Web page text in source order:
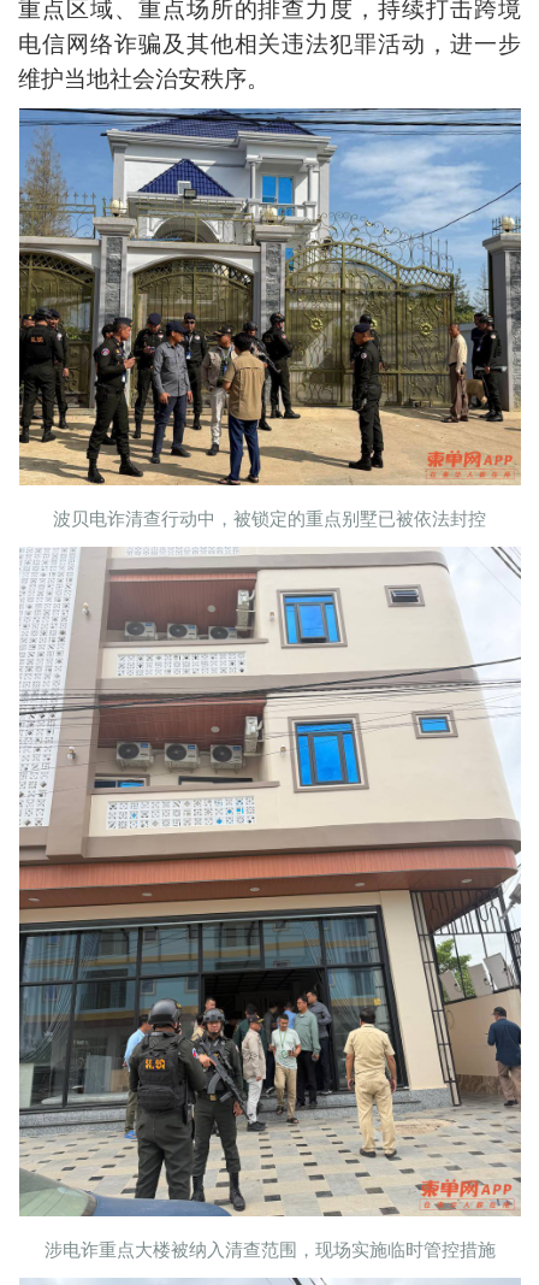
重点区域、重点场所的排查力度，持续打击跨境
电信网络诈骗及其他相关违法犯罪活动，进一步
维护当地社会治安秩序。
波贝电诈清查行动中，被锁定的重点别墅已被依法封控
涉电诈重点大楼被纳入清查范围，现场实施临时管控措施